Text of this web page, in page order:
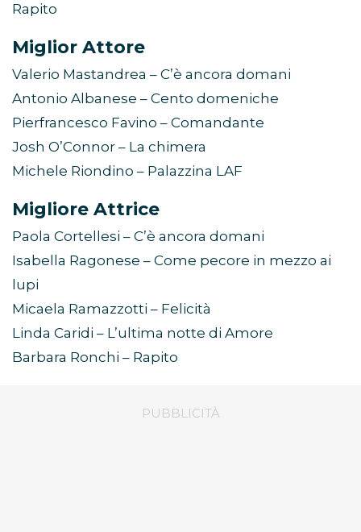
Rapito
Miglior Attore
Valerio Mastandrea – C’è ancora domani
Antonio Albanese – Cento domeniche
Pierfrancesco Favino – Comandante
Josh O’Connor – La chimera
Michele Riondino – Palazzina LAF
Migliore Attrice
Paola Cortellesi – C’è ancora domani
Isabella Ragonese – Come pecore in mezzo ai
lupi
Micaela Ramazzotti – Felicità
Linda Caridi – L’ultima notte di Amore
Barbara Ronchi – Rapito